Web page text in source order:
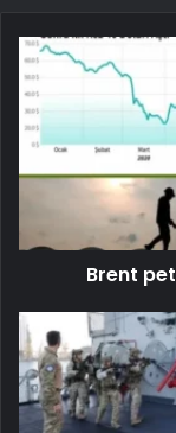
Brent